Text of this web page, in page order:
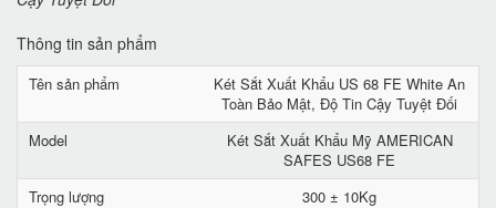
Thông tin sản phẩm
Tên sản phẩm
Két Sắt Xuất Khẩu US 68 FE White An
Toàn Bảo Mật, Độ Tin Cậy Tuyệt Đối
Model
Két Sắt Xuất Khẩu Mỹ AMERICAN
SAFES US68 FE
Trọng lượng
300 ± 10Kg